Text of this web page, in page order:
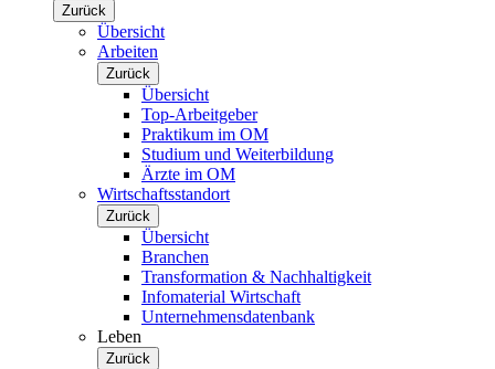
Zurück
Übersicht
Arbeiten
Zurück
Übersicht
Top-Arbeitgeber
Praktikum im OM
Studium und Weiterbildung
Ärzte im OM
Wirtschaftsstandort
Zurück
Übersicht
Branchen
Transformation & Nachhaltigkeit
Infomaterial Wirtschaft
Unternehmensdatenbank
Leben
Zurück